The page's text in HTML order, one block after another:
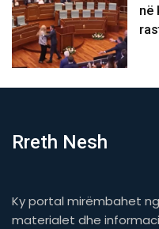
në
Rreth Nesh
Ky portal mirëmbahet
materialet dhe